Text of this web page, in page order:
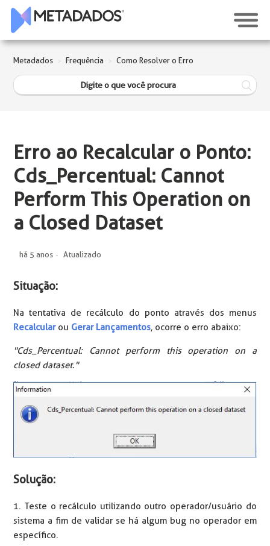
Metadados Frequência Como Resolver o Erro
Erro ao Recalcular o Ponto:
Cds_Percentual: Cannot
Perform This Operation on
a Closed Dataset
há 5 anos Atualizado
Situação:
Na tentativa de recálculo do ponto através dos menus
Recalcularou Gerar Lançamentos, ocorre o erro abaixo:
"Cds_Percentual: Cannot perform this operation on a
closed dataset."
Solução:
1. Teste o recálculo utilizando outro operador/usuário do
sistema a fim de validar se há algum bug no operador em
específico.